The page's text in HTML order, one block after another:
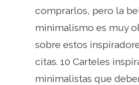
comprarlos, pero la
minimalismo es muy
sobre estos
citas. 10 Carteles
minimalistas que